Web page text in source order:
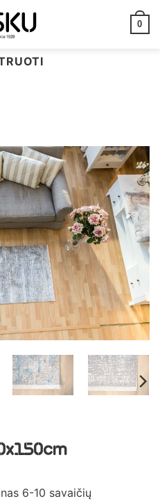
0
6-10 savaičių